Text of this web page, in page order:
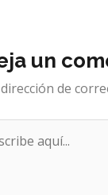
un
de